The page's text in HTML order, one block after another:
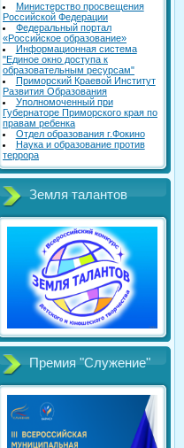
Министерство просвещения
Российской Федерации
Федеральный портал
«Российское образование»
Информационная система
"Единое окно доступа к
образовательным ресурсам"
Приморский Краевой Институт
Развития Образования
Уполномоченный при
Губернаторе Приморского края по
правам ребенка
Отдел образования г.Фокино
Наука и образование против
террора
Земля талантов
Премия "Служение"